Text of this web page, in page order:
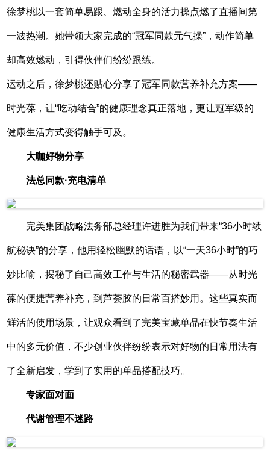
徐梦桃以一套简单易跟、燃动全身的活力操点燃了直播间第
一波热潮。她带领大家完成的“冠军同款元气操”，动作简单
却高效燃动，引得伙伴们纷纷跟练。
运动之后，徐梦桃还贴心分享了冠军同款营养补充方案——
时光葆，让“吃动结合”的健康理念真正落地，更让冠军级的
健康生活方式变得触手可及。
大咖好物分享
法总同款·充电清单
完美集团战略法务部总经理许进胜为我们带来“36小时续
航秘诀”的分享，他用轻松幽默的话语，以“一天36小时”的巧
妙比喻，揭秘了自己高效工作与生活的秘密武器——从时光
葆的便捷营养补充，到芦荟胶的日常百搭妙用。这些真实而
鲜活的使用场景，让观众看到了完美宝藏单品在快节奏生活
中的多元价值，不少创业伙伴纷纷表示对好物的日常用法有
了全新启发，学到了实用的单品搭配技巧。
专家面对面
代谢管理不迷路